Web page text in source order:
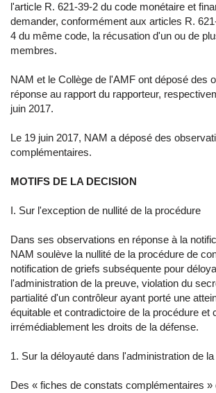
l'article R. 621-39-2 du code monétaire et
demander, conformément aux articles R.
4 du même code, la récusation d'un ou de
membres.
NAM et le Collège de l'AMF ont déposé des
réponse au rapport du rapporteur,
juin 2017.
Le 19 juin 2017, NAM a déposé des
complémentaires.
MOTIFS DE LA DECISION
I. Sur l'exception de nullité de la procédure
Dans ses observations en réponse à la
NAM soulève la nullité de la procédure de
notification de griefs subséquente pour
l'administration de la preuve, violation du
partialité d'un contrôleur ayant porté une
équitable et contradictoire de la procédure et
irrémédiablement les droits de la défense.
1. Sur la déloyauté dans l'administration de
Des « fiches de constats complémentaires